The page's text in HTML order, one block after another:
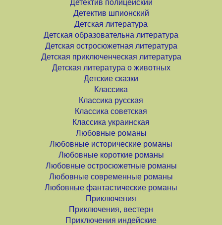
Детектив полицейский
Детектив шпионский
Детская литература
Детская образовательна литература
Детская остросюжетная литература
Детская приключенческая литература
Детская литература о животных
Детские сказки
Классика
Классика русская
Классика советская
Классика украинская
Любовные романы
Любовные исторические романы
Любовные короткие романы
Любовные остросюжетные романы
Любовные современные романы
Любовные фантастические романы
Приключения
Приключения, вестерн
Приключения индейские